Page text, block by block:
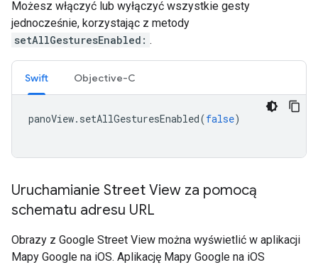
Możesz włączyć lub wyłączyć wszystkie gesty
jednocześnie, korzystając z metody
setAllGesturesEnabled: .
Swift Objective-C
panoView. setAllGesturesEnabled(false)
Uruchamianie Street View za pomocą
schematu adresu URL
Obrazy z Google Street View można wyświetlić w aplikacji
Mapy Google na iOS. Aplikację Mapy Google na iOS